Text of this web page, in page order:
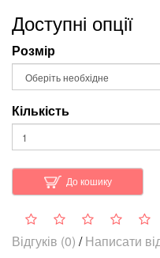
Доступні опції
Розмір
Кількість
До кошику
Відгуків (0) /Написати